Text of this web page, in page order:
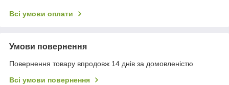
Всі умови оплати
Умови повернення
Повернення товару впродовж 14 днів за домовленістю
Всі умови повернення